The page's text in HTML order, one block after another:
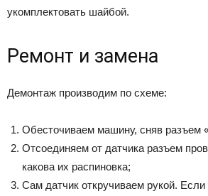
укомплектовать шайбой.
Ремонт и замена
Демонтаж производим по схеме:
Обесточиваем машину, сняв разъем
Отсоединяем от датчика разъем
какова их распиновка;
Сам датчик откручиваем рукой. Если